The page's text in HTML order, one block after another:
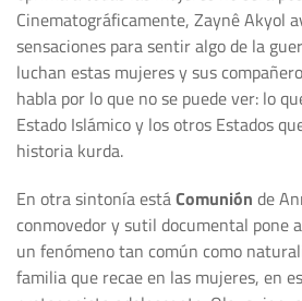
Cinematográficamente, Zaynê Akyol
sensaciones para sentir algo de la
luchan estas mujeres y sus
habla por lo que no se puede ver: lo
Estado Islámico y los otros Estados
historia kurda.
En otra sintonía estáComunión de
conmovedor y sutil documental pone
un fenómeno tan común como
familia que recae en las mujeres, en